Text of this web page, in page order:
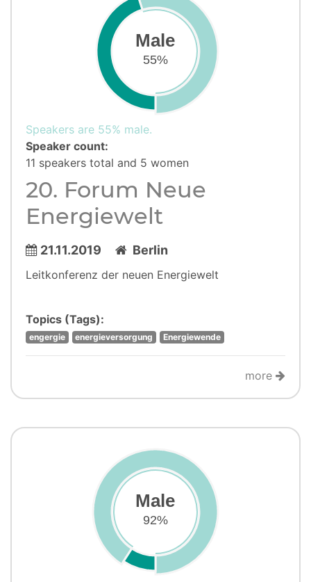
Male
55%
Speakers are 55% male.
Speaker count:
11 speakers total and 5 women
20. Forum Neue
Energiewelt
21.11.2019 Berlin
Leitkonferenz der neuen Energiewelt
Topics (Tags):
engergie energieversorgung Energiewende
more
Male
92%